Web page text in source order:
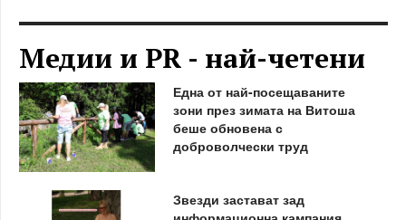
Медии и PR - най-четени
Една от най-посещаваните
зони през зимата на Витоша
беше обновена с
доброволчески труд
Звезди застават зад